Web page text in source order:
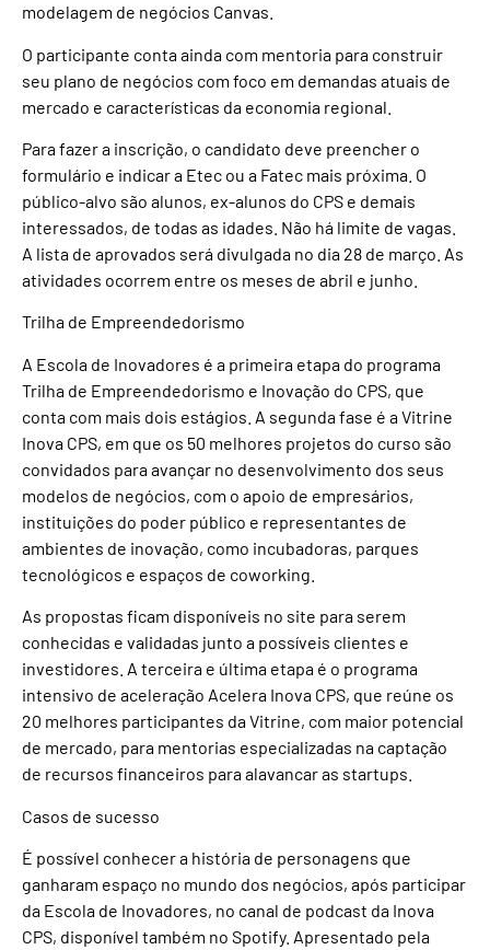
modelagem de negócios Canvas.
O participante conta ainda com mentoria para construir
seu plano de negócios com foco em demandas atuais de
mercado e características da economia regional.
Para fazer a inscrição, o candidato deve preencher o
formulário e indicar a Etec ou a Fatec mais próxima. O
público-alvo são alunos, ex-alunos do CPS e demais
interessados, de todas as idades. Não há limite de vagas.
A lista de aprovados será divulgada no dia 28 de março. As
atividades ocorrem entre os meses de abril e junho.
Trilha de Empreendedorismo
A Escola de Inovadores é a primeira etapa do programa
Trilha de Empreendedorismo e Inovação do CPS, que
conta com mais dois estágios. A segunda fase é a Vitrine
Inova CPS, em que os 50 melhores projetos do curso são
convidados para avançar no desenvolvimento dos seus
modelos de negócios, com o apoio de empresários,
instituições do poder público e representantes de
ambientes de inovação, como incubadoras, parques
tecnológicos e espaços de coworking.
As propostas ficam disponíveis no site para serem
conhecidas e validadas junto a possíveis clientes e
investidores. A terceira e última etapa é o programa
intensivo de aceleração Acelera Inova CPS, que reúne os
20 melhores participantes da Vitrine, com maior potencial
de mercado, para mentorias especializadas na captação
de recursos financeiros para alavancar as startups.
Casos de sucesso
É possível conhecer a história de personagens que
ganharam espaço no mundo dos negócios, após participar
da Escola de Inovadores, no canal de podcast da Inova
CPS, disponível também no Spotify. Apresentado pela